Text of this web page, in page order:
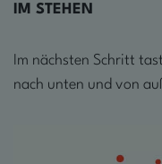
IM STEHEN
Im nächsten Schritt
nach unten und von